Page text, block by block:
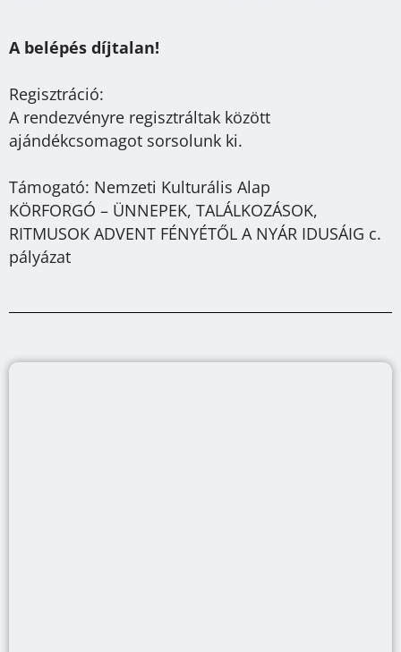
A belépés díjtalan!
Regisztráció:
A rendezvényre regisztráltak között
ajándékcsomagot sorsolunk ki.
Támogató: Nemzeti Kulturális Alap
KÖRFORGÓ – ÜNNEPEK, TALÁLKOZÁSOK,
RITMUSOK ADVENT FÉNYÉTŐL A NYÁR IDUSÁIG c.
pályázat